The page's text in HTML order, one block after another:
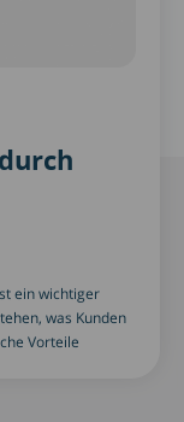
ein wichtiger
was Kunden
Vorteile